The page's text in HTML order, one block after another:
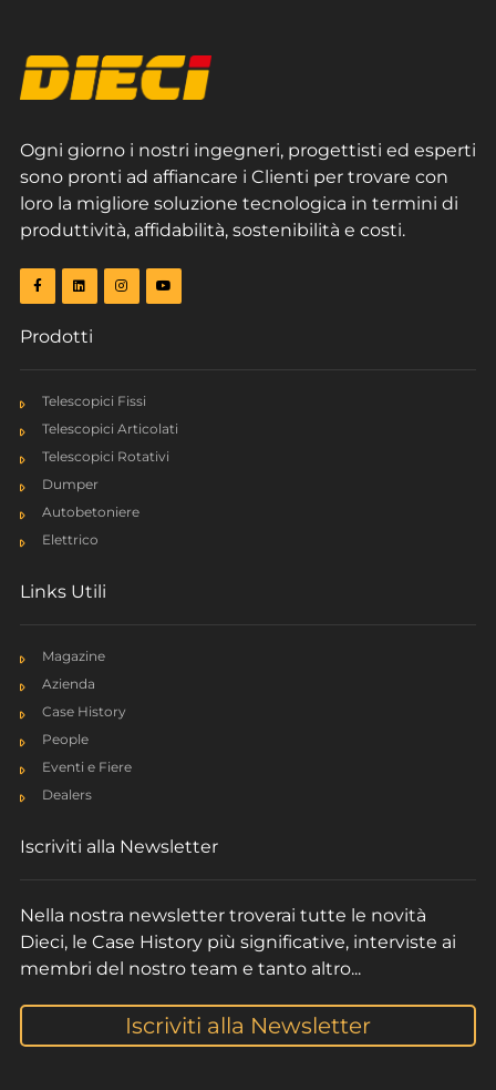
DIECI | Construction vehicles range
Pegasus Elite 60.35 | Rotating Telehandler
March 2024
Ogni giorno i nostri ingegneri, progettisti ed esperti
sono pronti ad affiancare i Clienti per trovare con
loro la migliore soluzione tecnologica in termini di
produttività, affidabilità, sostenibilità e costi.
Prodotti
Telescopici Fissi
Telescopici Articolati
Telescopici Rotativi
Dumper
Autobetoniere
Elettrico
Links Utili
Magazine
Azienda
Case History
People
Eventi e Fiere
Dealers
Iscriviti alla Newsletter
Nella nostra newsletter troverai tutte le novità
Dieci, le Case History più significative, interviste ai
membri del nostro team e tanto altro...
Iscriviti alla Newsletter